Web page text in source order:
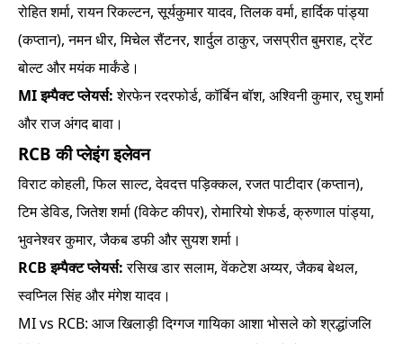
रोहित शर्मा, रायन रिकल्टन, सूर्यकुमार यादव, तिलक वर्मा, हार्दिक पांड्या
(कप्तान), नमन धीर, मिचेल सैंटनर, शार्दुल ठाकुर, जसप्रीत बुमराह, ट्रेंट
बोल्ट और मयंक मार्कंडे।
MI इम्पैक्ट प्लेयर्स:शेरफेन रदरफोर्ड, कॉर्बिन बॉश, अश्विनी कुमार, रघु शर्मा
और राज अंगद बावा।
RCB की प्लेइंग इलेवन
विराट कोहली, फिल साल्ट, देवदत्त पड़िक्कल, रजत पाटीदार (कप्तान),
टिम डेविड, जितेश शर्मा (विकेट कीपर), रोमारियो शेफर्ड, क्रुणाल पांड्या,
भुवनेश्वर कुमार, जैकब डफी और सुयश शर्मा।
RCB इम्पैक्ट प्लेयर्स:रसिख डार सलाम, वेंकटेश अय्यर, जैकब बेथल,
स्वप्निल सिंह और मंगेश यादव।
MI vs RCB: आज खिलाड़ी दिग्गज गायिका आशा भोसले को श्रद्धांजलि